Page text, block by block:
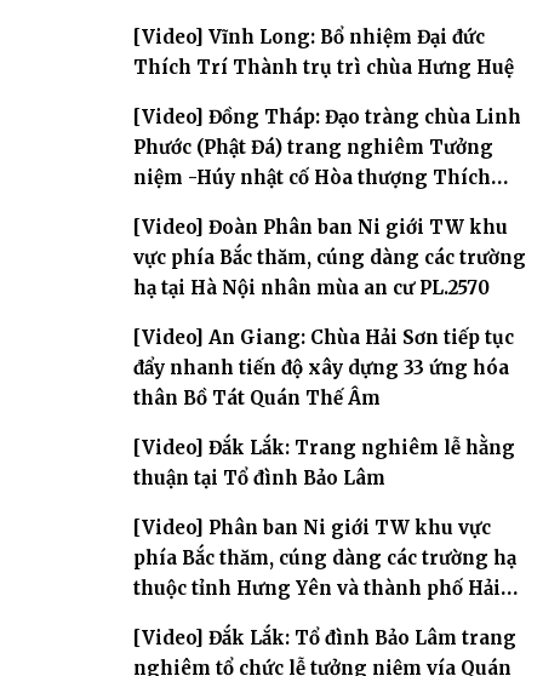
[Video] Vĩnh Long: Bổ nhiệm Đại đức
Thích Trí Thành trụ trì chùa Hưng Huệ
[Video] Đồng Tháp: Đạo tràng chùa Linh
Phước (Phật Đá) trang nghiêm Tưởng
niệm -Húy nhật cố Hòa thượng Thích
[Video] Đoàn Phân ban Ni giới TW khu
vực phía Bắc thăm, cúng dàng các trường
hạ tại Hà Nội nhân mùa an cư PL.2570
[Video] An Giang: Chùa Hải Sơn tiếp tục
đẩy nhanh tiến độ xây dựng 33 ứng hóa
thân Bồ Tát Quán Thế Âm
[Video] Đắk Lắk: Trang nghiêm lễ hằng
thuận tại Tổ đình Bảo Lâm
[Video] Phân ban Ni giới TW khu vực
phía Bắc thăm, cúng dàng các trường hạ
thuộc tỉnh Hưng Yên và thành phố Hải
[Video] Đắk Lắk: Tổ đình Bảo Lâm trang
nghiêm tổ chức lễ tưởng niệm vía Quán